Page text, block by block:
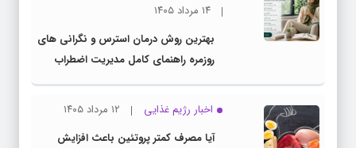
۱۴ مرداد ۱۴۰۵
بهترین روش درمان استرس و نگرانی های
روزمره راهنمای کامل مدیریت اضطراب
اخبار رژیم غذایی
۱۲ مرداد ۱۴۰۵
آیا مصرف کمتر پروتئین باعث افزایش